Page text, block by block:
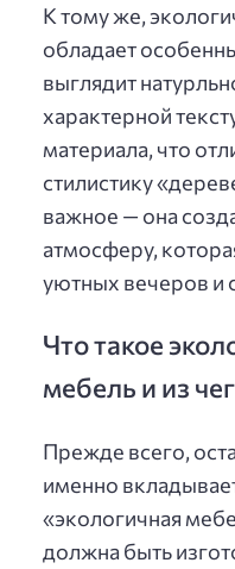
К тому же,
обладает
выглядит
характерной
материала, что
стилистику
важное — она
атмосферу,
уютных вечеров и
Что такое
мебель и из
Прежде всего,
именно
«экологичная
должна быть